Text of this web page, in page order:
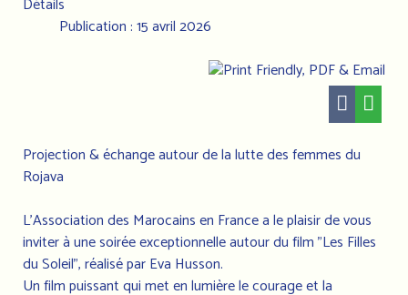
Détails
Publication : 15 avril 2026
Projection & échange autour de la lutte des femmes du
Rojava
L’Association des Marocains en France a le plaisir de vous
inviter à une soirée exceptionnelle autour du film "Les Filles
du Soleil", réalisé par Eva Husson.
Un film puissant qui met en lumière le courage et la